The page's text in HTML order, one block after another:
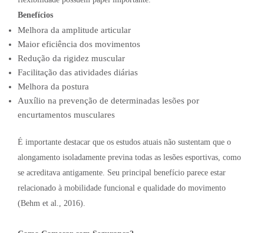
Benefícios
Melhora da amplitude articular
Maior eficiência dos movimentos
Redução da rigidez muscular
Facilitação das atividades diárias
Melhora da postura
Auxílio na prevenção de determinadas lesões por
encurtamentos musculares
É importante destacar que os estudos atuais não sustentam que o
alongamento isoladamente previna todas as lesões esportivas, como
se acreditava antigamente. Seu principal benefício parece estar
relacionado à mobilidade funcional e qualidade do movimento
(Behm et al., 2016).